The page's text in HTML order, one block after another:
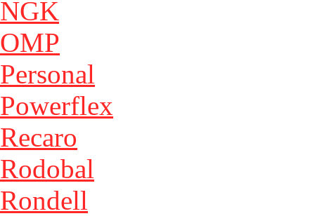
NGK
OMP
Personal
Powerflex
Recaro
Rodobal
Rondell